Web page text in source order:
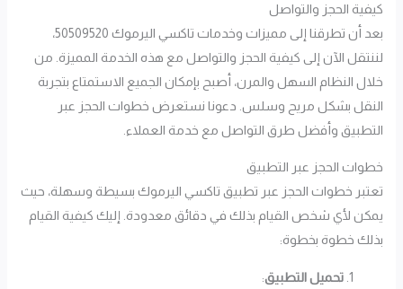
كيفية الحجز والتواصل
بعد أن تطرقنا إلى مميزات وخدمات تاكسي اليرموك 50509520،
لننتقل الآن إلى كيفية الحجز والتواصل مع هذه الخدمة المميزة. من
خلال النظام السهل والمرن، أصبح بإمكان الجميع الاستمتاع بتجربة
النقل بشكل مريح وسلس. دعونا نستعرض خطوات الحجز عبر
التطبيق وأفضل طرق التواصل مع خدمة العملاء.
خطوات الحجز عبر التطبيق
تعتبر خطوات الحجز عبر تطبيق تاكسي اليرموك بسيطة وسهلة، حيث
يمكن لأي شخص القيام بذلك في دقائق معدودة. إليك كيفية القيام
بذلك خطوة بخطوة:
تحميل التطبيق: